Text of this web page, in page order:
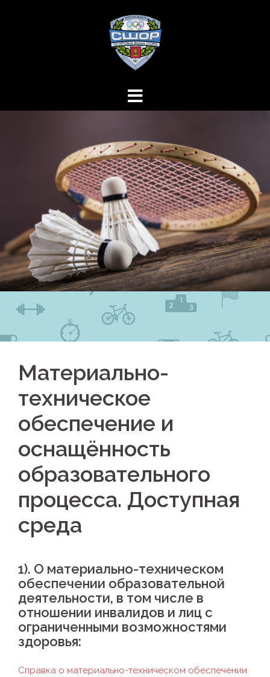
Материально-
техническое
обеспечение и
оснащённость
образовательного
процесса. Доступная
среда
1). О материально-техническом
обеспечении образовательной
деятельности, в том числе в
отношении инвалидов и лиц с
ограниченными возможностями
здоровья:
Справка о материально-техническом обеспечении